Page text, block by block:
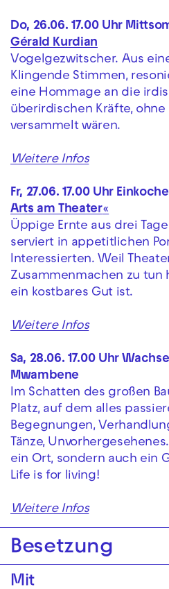
Do, 26.06. 17.00 Uhr
Gérald Kurdian
Vogelgezwitscher. Aus
Klingende Stimmen,
eine Hommage an die
überirdischen Kräfte,
versammelt wären.
Weitere Infos
Fr, 27.06. 17.00 Uhr
Arts am Theater«
Üppige Ernte aus drei
serviert in appetitlichen
Interessierten. Weil
Zusammenmachen zu
ein kostbares Gut ist.
Weitere Infos
Sa, 28.06. 17.00 Uhr
Mwambene
Im Schatten des großen
Platz, auf dem alles
Begegnungen,
Tänze,
ein Ort, sondern auch ein
Life is for living!
Weitere Infos
Besetzung
Mit